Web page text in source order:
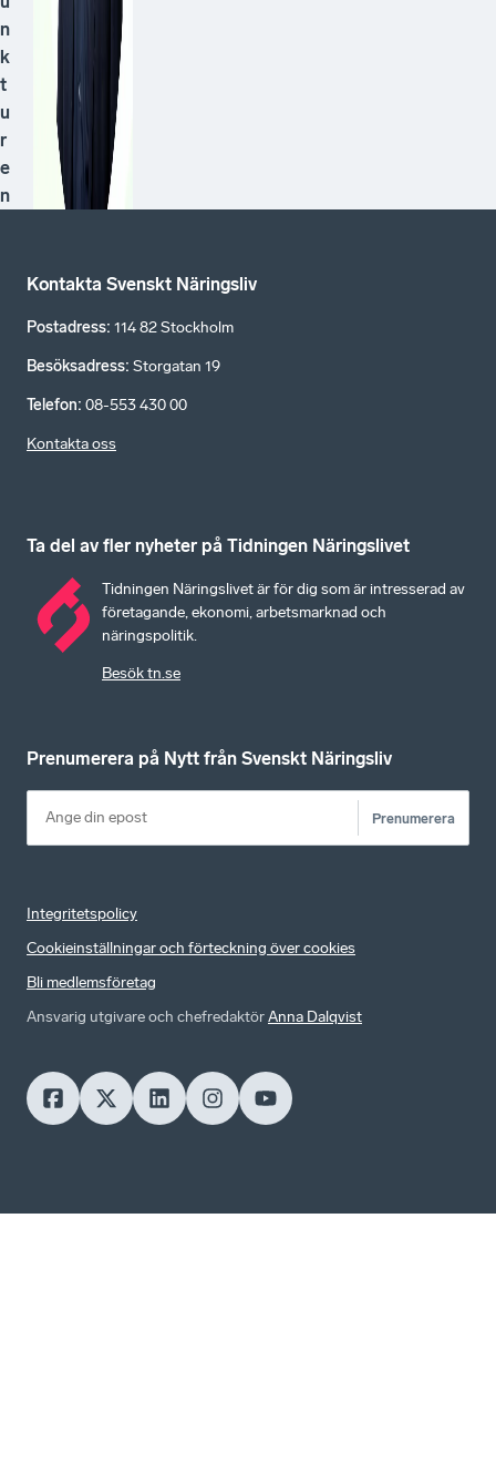
n
k
t
u
r
e
n
Kontakta Svenskt Näringsliv
Postadress: 114 82 Stockholm
Besöksadress: Storgatan 19
Telefon: 08-553 430 00
Kontakta oss
Ta del av fler nyheter på Tidningen Näringslivet
Tidningen Näringslivet är för dig som är intresserad av
företagande, ekonomi, arbetsmarknad och
näringspolitik.
Besök tn.se
Prenumerera på Nytt från Svenskt Näringsliv
Prenumerera
Integritetspolicy
Cookieinställningar och förteckning över cookies
Bli medlemsföretag
Ansvarig utgivare och chefredaktörAnna Dalqvist